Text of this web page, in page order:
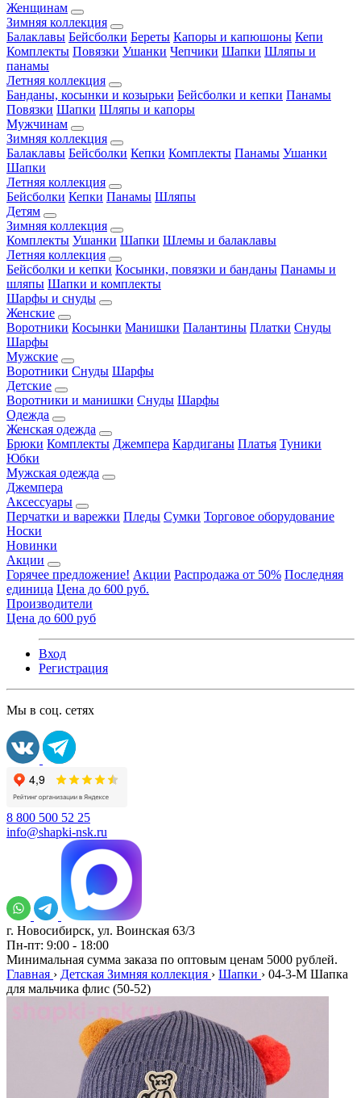
Женщинам
Зимняя коллекция
Балаклавы Бейсболки Береты Капоры и капюшоны Кепи
Комплекты Повязки Ушанки Чепчики Шапки Шляпы и
панамы
Летняя коллекция
Банданы, косынки и козырьки Бейсболки и кепки Панамы
Повязки Шапки Шляпы и капоры
Мужчинам
Зимняя коллекция
Балаклавы Бейсболки Кепки Комплекты Панамы Ушанки
Шапки
Летняя коллекция
Бейсболки Кепки Панамы Шляпы
Детям
Зимняя коллекция
Комплекты Ушанки Шапки Шлемы и балаклавы
Летняя коллекция
Бейсболки и кепки Косынки, повязки и банданы Панамы и
шляпы Шапки и комплекты
Шарфы и снуды
Женские
Воротники Косынки Манишки Палантины Платки Снуды
Шарфы
Мужские
Воротники Снуды Шарфы
Детские
Воротники и манишки Снуды Шарфы
Одежда
Женская одежда
Брюки Комплекты Джемпера Кардиганы Платья Туники
Юбки
Мужская одежда
Джемпера
Аксессуары
Перчатки и варежки Пледы Сумки Торговое оборудование
Носки
Новинки
Акции
Горячее предложение! Акции Распродажа от 50% Последняя
единица Цена до 600 руб.
Производители
Цена до 600 руб
Вход
Регистрация
Мы в соц. сетях
8 800 500 52 25
info@shapki-nsk.ru
г. Новосибирск, ул. Воинская 63/3
Пн-пт: 9:00 - 18:00
Минимальная сумма заказа по оптовым ценам 5000 рублей.
Главная › Детская Зимняя коллекция › Шапки › 04-3-M Шапка
для мальчика флис (50-52)